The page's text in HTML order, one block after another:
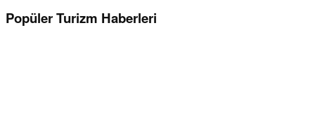
Popüler Turizm Haberleri